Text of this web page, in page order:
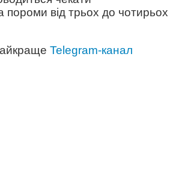
пороми від трьох до чотирьох
Telegram-канал